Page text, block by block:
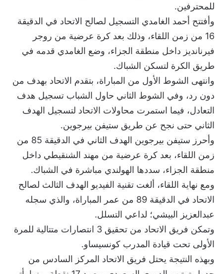
للمحترفين.
وأفتتح أحمد الغامدي التسجيل لصالح الاتحاد في الدقيقة
16 من زمن اللقاء، وذلك بعد كرة عرضية من روجر
فيرنانديز داخل منطقة الجزاء، وضع الغامدي قدمه في
طريق الكرة لتسكن الشباك.
وانتهى الشوط الأول من المباراة، بتقدم الاتحاد بهدف من
دون رد، وفي الشوط الثاني حاول الشباب تسجيل هدف
التعادل، فيما استمرت محاولات الاتحاد لتسجيل الهدف
الثاني حتى نجح عن طريق ستيفن بيرجوين.
وأحرز ستيفن بيرجوين الهدف الثاني في الدقيقة 85 من
زمن اللقاء، بعد كرة عرضية من مهند الشنقيطي داخل
منطقة الجزاء، سددها الهولندي مباشرة في الشباك.
ومع نهاية اللقاء، ألغت تقنية الفيديو الهدف الثالث لصالح
الاتحاد في الدقيقة 89 من عمر المباراة، والذي سجله
عبدالعزيز البيشي؛ لداعي التسلل.
وتمكن فريق الاتحاد من تحقيق 3 انتصارات متتالية للمرة
الأولى تحت قيادة المدرب كونسيساو.
وبهذه النتيجة يحتل فريق الاتحاد المركز السادس من